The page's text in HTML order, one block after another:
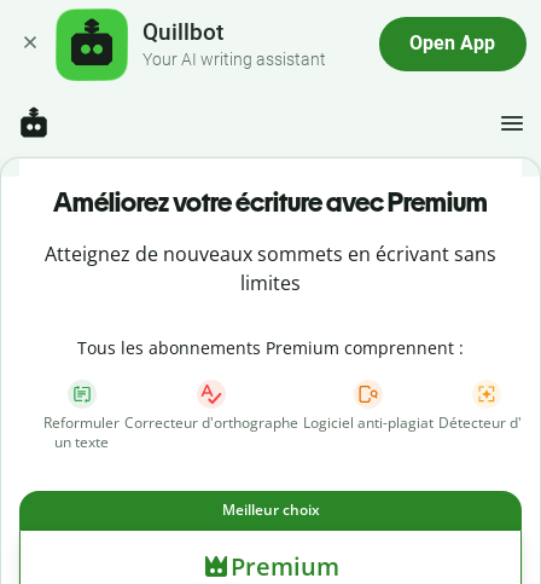
Quillbot
Your AI writing assistant
Open App
Améliorez votre écriture avec Premium
Atteignez de nouveaux sommets en écrivant sans
limites
Tous les abonnements Premium comprennent :
Reformuler
un texte
Correcteur d'orthographe Logiciel anti-plagiat Détecteur d'IA
Meilleur choix
Premium